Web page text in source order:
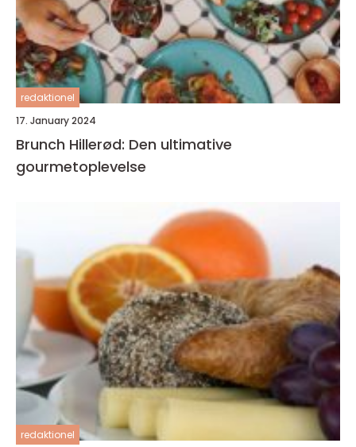
redaktionel
17. January 2024
Brunch Hillerød: Den ultimative
gourmetoplevelse
redaktionel